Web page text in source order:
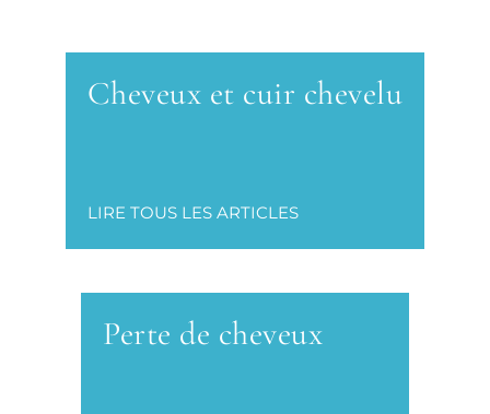
Cheveux et cuir chevelu
LIRE TOUS LES ARTICLES
Perte de cheveux